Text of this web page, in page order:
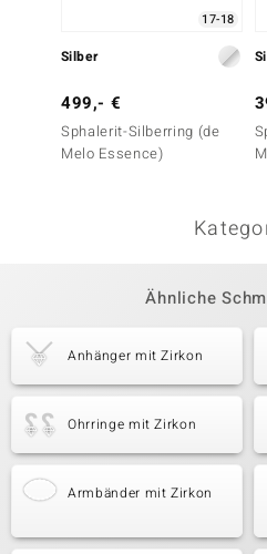
17-18
Silber
499,- €
Sphalerit-Silberring (de
Melo Essence)
Ähnliche
Anhänger mit Zirkon
Ohrringe mit Zirkon
Armbänder mit Zirkon